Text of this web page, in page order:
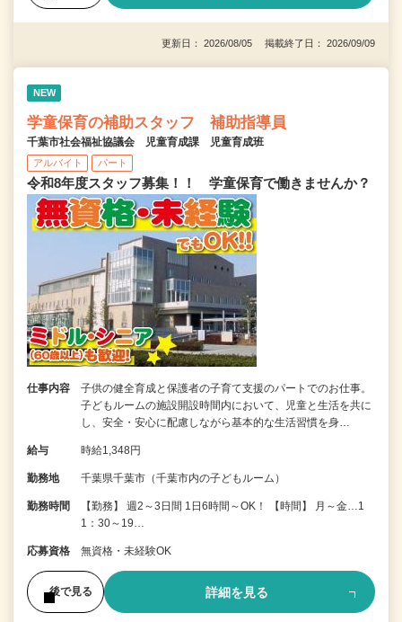
更新日： 2026/08/05 掲載終了日： 2026/09/09
NEW
学童保育の補助スタッフ 補助指導員
千葉市社会福祉協議会 児童育成課 児童育成班
アルバイト パート
令和8年度スタッフ募集！！ 学童保育で働きませんか？
仕事内容
子供の健全育成と保護者の子育て支援のパートでのお仕事。
子どもルームの施設開設時間内において、児童と生活を共に
し、安全・安心に配慮しながら基本的な生活習慣を身…
給与 時給1,348円
勤務地 千葉県千葉市（千葉市内の子どもルーム）
勤務時間
【勤務】 週2～3日間 1日6時間～OK！ 【時間】 月～金…1
1：30～19…
応募資格 無資格・未経験OK
後で見る 詳細を見る